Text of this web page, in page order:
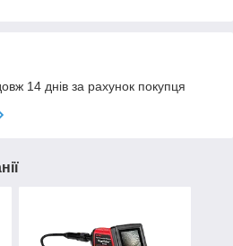
14 днів за рахунок покупця